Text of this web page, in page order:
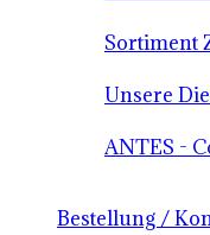
Sortiment
Unsere
ANTES -
Bestellung /